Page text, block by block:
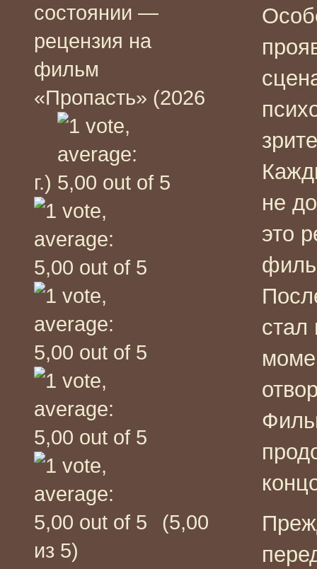
состоянии —
рецензия на
фильм
«Пропасть» (2026
г.)
(5,00
из 5)
не
это
стал